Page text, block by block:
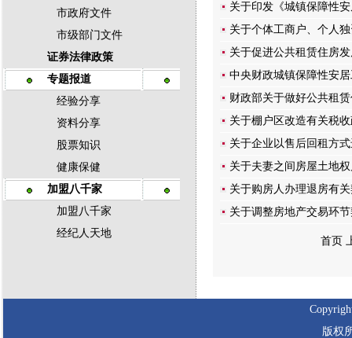
市政府文件
市级部门文件
证券法律政策
专题报道
经验分享
资料分享
股票知识
健康保健
加盟八千家
加盟八千家
经纪人天地
关于印发《城镇保障性
关于个体工商户、个人
关于促进公共租赁住房
中央财政城镇保障性安
财政部关于做好公共租
关于棚户区改造有关税
关于企业以售后回租方
关于夫妻之间房屋土地
关于购房人办理退房有
关于调整房地产交易环
首页
版权